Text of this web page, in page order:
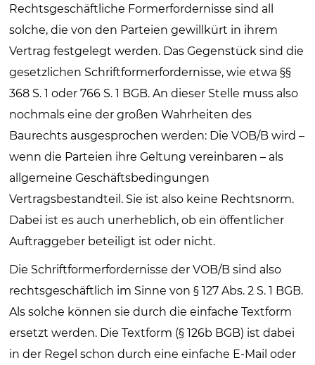
Rechtsgeschäftliche Formerfordernisse sind all
solche, die von den Parteien gewillkürt in ihrem
Vertrag festgelegt werden. Das Gegenstück sind die
gesetzlichen Schriftformerfordernisse, wie etwa §§
368 S. 1 oder 766 S. 1 BGB. An dieser Stelle muss also
nochmals eine der großen Wahrheiten des
Baurechts ausgesprochen werden: Die VOB/B wird –
wenn die Parteien ihre Geltung vereinbaren – als
allgemeine Geschäftsbedingungen
Vertragsbestandteil. Sie ist also keine Rechtsnorm.
Dabei ist es auch unerheblich, ob ein öffentlicher
Auftraggeber beteiligt ist oder nicht.
Die Schriftformerfordernisse der VOB/B sind also
rechtsgeschäftlich im Sinne von § 127 Abs. 2 S. 1 BGB.
Als solche können sie durch die einfache Textform
ersetzt werden. Die Textform (§ 126b BGB) ist dabei
in der Regel schon durch eine einfache E-Mail oder